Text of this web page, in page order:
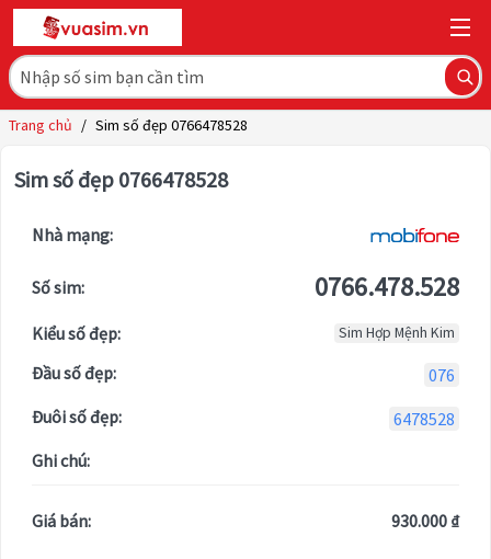
Trang chủ / Sim số đẹp 0766478528
Sim số đẹp 0766478528
Nhà mạng:
Số sim: 0766.478.528
Kiểu số đẹp: Sim Hợp Mệnh Kim
Đầu số đẹp:
076
Đuôi số đẹp:
6478528
Ghi chú:
Giá bán: 930.000 ₫